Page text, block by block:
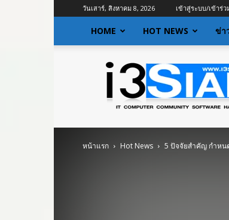
วันเสาร์, สิงหาคม 8, 2026 เข้าสู่ระบบ/เข้าร่ว
HOME HOT NEWS ข่า
I3siam
ข่าว
ไอที
ข้อมูล
ข่าวสาร
หน้าแรก Hot News 5 ปัจจัยสำคัญ กำหน